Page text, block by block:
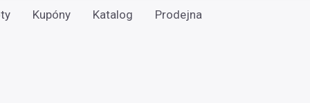
Kupóny Katalog Prodejna